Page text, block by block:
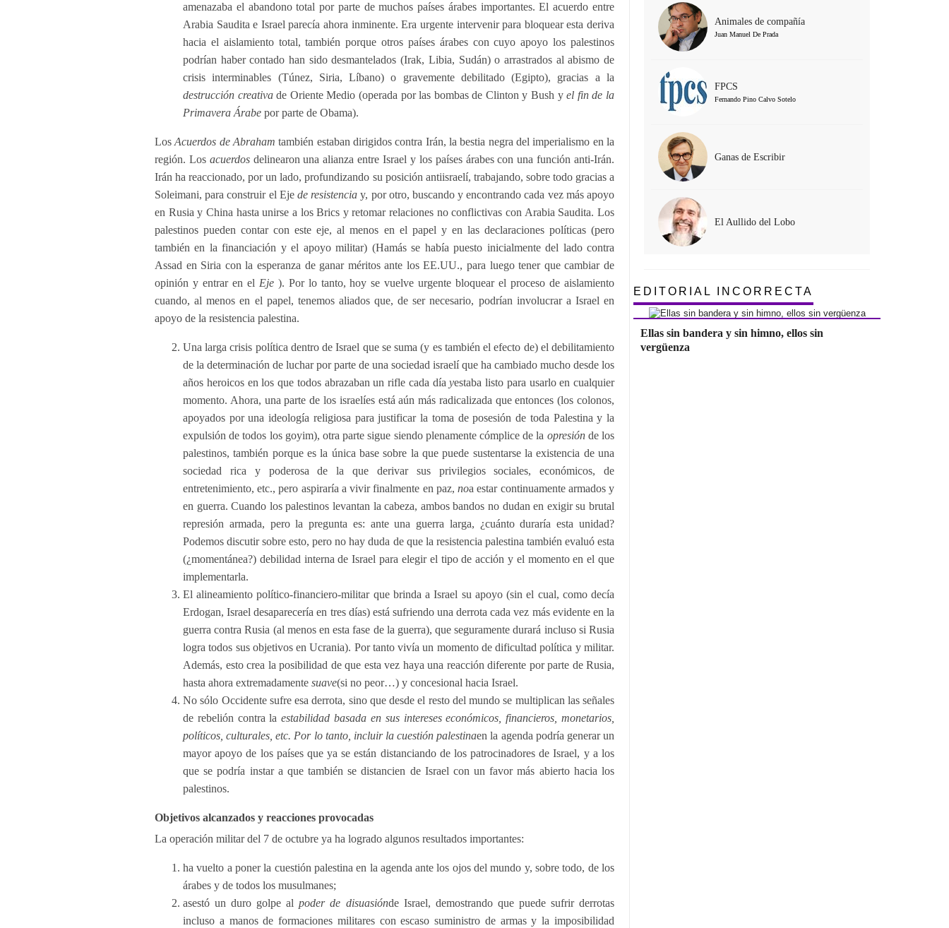
amenazaba el abandono total por parte de muchos países árabes importantes. El acuerdo entre
Arabia Saudita e Israel parecía ahora inminente. Era urgente intervenir para bloquear esta deriva
hacia el aislamiento total, también porque otros países árabes con cuyo apoyo los palestinos
podrían haber contado han sido desmantelados (Irak, Libia, Sudán) o arrastrados al abismo de
crisis interminables (Túnez, Siria, Líbano) o gravemente debilitado (Egipto), gracias a la
destrucción creativade Oriente Medio (operada por las bombas de Clinton y Bush yel fin de la
Primavera Árabe por parte de Obama).
LosAcuerdos de Abraham también estaban dirigidos contra Irán, la bestia negra del imperialismo en la
región. Los acuerdosdelinearon una alianza entre Israel y los países árabes con una función anti-Irán.
Irán ha reaccionado, por un lado, profundizando su posición antiisraelí, trabajando, sobre todo gracias a
Soleimani, para construir el Eje de resistencia y, por otro, buscando y encontrando cada vez más apoyo
en Rusia y China hasta unirse a los Brics y retomar relaciones no conflictivas con Arabia Saudita. Los
palestinos pueden contar con este eje, al menos en el papel y en las declaraciones políticas (pero
también en la financiación y el apoyo militar) (Hamás se había puesto inicialmente del lado contra
Assad en Siria con la esperanza de ganar méritos ante los EE.UU., para luego tener que cambiar de
opinión y entrar en el Eje). Por lo tanto, hoy se vuelve urgente bloquear el proceso de aislamiento
cuando, al menos en el papel, tenemos aliados que, de ser necesario, podrían involucrar a Israel en
apoyo de la resistencia palestina.
Una larga crisis política dentro de Israel que se suma (y es también el efecto de) el debilitamiento
de la determinación de luchar por parte de una sociedad israelí que ha cambiado mucho desde los
años heroicos en los que todos abrazaban un rifle cada díayestaba listo para usarlo en cualquier
momento. Ahora, una parte de los israelíes está aún más radicalizada que entonces (los colonos,
apoyados por una ideología religiosa para justificar la toma de posesión de toda Palestina y la
expulsión de todos los goyim), otra parte sigue siendo plenamente cómplice de la opresiónde los
palestinos, también porque es la única base sobre la que puede sustentarse la existencia de una
sociedad rica y poderosa de la que derivar sus privilegios sociales, económicos, de
entretenimiento, etc., pero aspiraría a vivir finalmente en paz,noa estar continuamente armados y
en guerra. Cuando los palestinos levantan la cabeza, ambos bandos no dudan en exigir su brutal
represión armada, pero la pregunta es: ante una guerra larga, ¿cuánto duraría esta unidad?
Podemos discutir sobre esto, pero no hay duda de que la resistencia palestina también evaluó esta
(¿momentánea?) debilidad interna de Israel para elegir el tipo de acción y el momento en el que
implementarla.
El alineamiento político-financiero-militar que brinda a Israel su apoyo (sin el cual, como decía
Erdogan, Israel desaparecería en tres días) está sufriendo una derrota cada vez más evidente en la
guerra contra Rusia (al menos en esta fase de la guerra), que seguramente durará incluso si Rusia
logra todos sus objetivos en Ucrania). Por tanto vivía un momento de dificultad política y militar.
Además, esto crea la posibilidad de que esta vez haya una reacción diferente por parte de Rusia,
hasta ahora extremadamente suave(si no peor…) y concesional hacia Israel.
No sólo Occidente sufre esa derrota, sino que desde el resto del mundo se multiplican las señales
de rebelión contra laestabilidad basada en sus intereses económicos, financieros, monetarios,
políticos, culturales, etc. Por lo tanto, incluir la cuestión palestinaen la agenda podría generar un
mayor apoyo de los países que ya se están distanciando de los patrocinadores de Israel, y a los
que se podría instar a que también se distancien de Israel con un favor más abierto hacia los
palestinos.
Objetivos alcanzados y reacciones provocadas
La operación militar del 7 de octubre ya ha logrado algunos resultados importantes:
ha vuelto a poner la cuestión palestina en la agenda ante los ojos del mundo y, sobre todo, de los
árabes y de todos los musulmanes;
asestó un duro golpe alpoder de disuasiónde Israel, demostrando que puede sufrir derrotas
incluso a manos de formaciones militares con escaso suministro de armas y la imposibilidad
Animales de compañía
Juan Manuel De Prada
FPCS
Fernando Pino Calvo Sotelo
Ganas de Escribir
El Aullido del Lobo
EDITORIAL INCORRECTA
Ellas sin bandera y sin himno, ellos sin
vergüenza